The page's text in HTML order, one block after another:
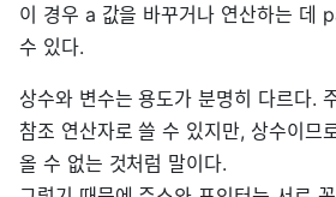
이 경우 a 값을 바꾸거나 연산하는 데
수 있다.
상수와 변수는 용도가 분명히 다르다.
참조 연산자로 쓸 수 있지만, 상수이므
올 수 없는 것처럼 말이다.